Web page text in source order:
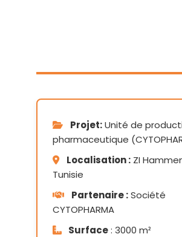
Projet:Unité de
pharmaceutique
Localisation : ZI
Tunisie
Partenaire :Société
CYTOPHARMA
Surface: 3000 m²